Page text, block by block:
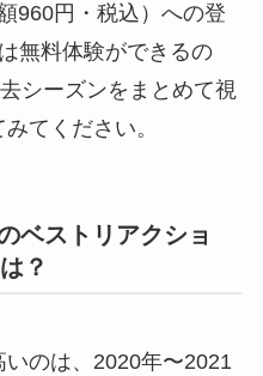
960円・税込）への登
無料体験ができるの
シーズンをまとめて視
てください。
ベストリアクショ
？
のは、2020年〜2021